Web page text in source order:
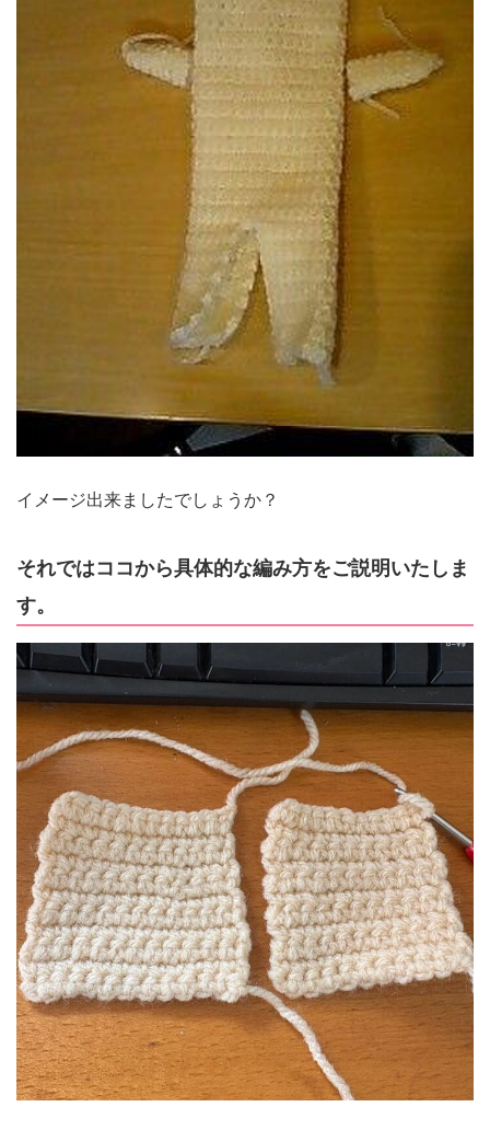
イメージ出来ましたでしょうか？
それではココから具体的な編み方をご説明いたしま
す。